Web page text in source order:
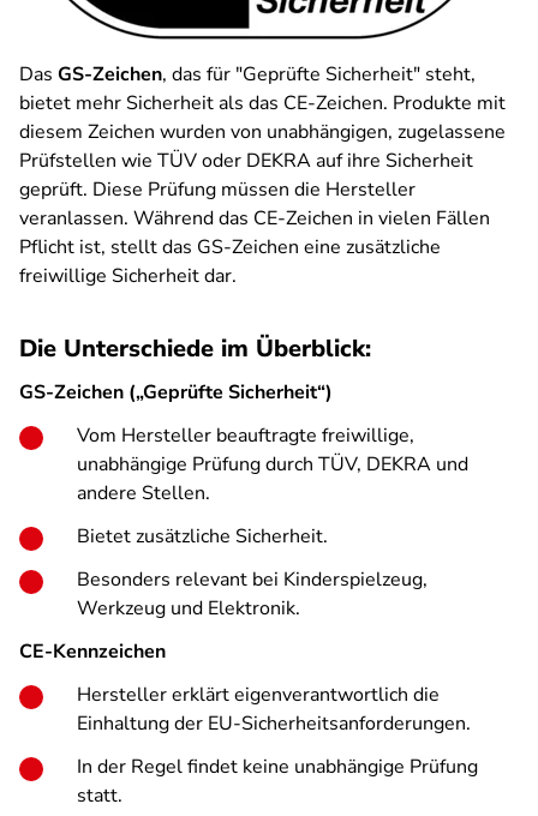
Das GS-Zeichen, das für "Geprüfte Sicherheit" steht,
bietet mehr Sicherheit als das CE-Zeichen. Produkte mit
diesem Zeichen wurden von unabhängigen, zugelassene
Prüfstellen wie TÜV oder DEKRA auf ihre Sicherheit
geprüft. Diese Prüfung müssen die Hersteller
veranlassen. Während das CE-Zeichen in vielen Fällen
Pflicht ist, stellt das GS-Zeichen eine zusätzliche
freiwillige Sicherheit dar.
Die Unterschiede im Überblick:
GS-Zeichen („Geprüfte Sicherheit“)
Vom Hersteller beauftragte freiwillige,
unabhängige Prüfung durch TÜV, DEKRA und
andere Stellen.
Bietet zusätzliche Sicherheit.
Besonders relevant bei Kinderspielzeug,
Werkzeug und Elektronik.
CE-Kennzeichen
Hersteller erklärt eigenverantwortlich die
Einhaltung der EU-Sicherheitsanforderungen.
In der Regel findet keine unabhängige Prüfung
statt.